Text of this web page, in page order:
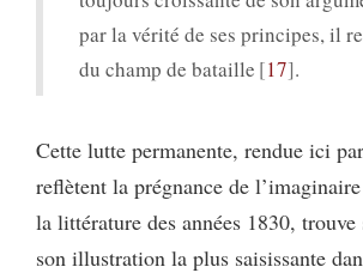
par la vérité de ses principes, il
du champ de bataille 17 .
Cette lutte permanente, rendue ici
reflètent la prégnance de
la littérature des années 1830, trouve
son illustration la plus saisissante